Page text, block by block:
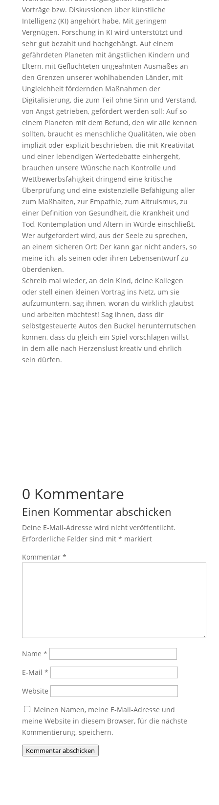
Vorträge bzw. Diskussionen über künstliche
Intelligenz (KI) angehört habe. Mit geringem
Vergnügen. Forschung in KI wird unterstützt und
sehr gut bezahlt und hochgehängt. Auf einem
gefährdeten Planeten mit ängstlichen Kindern und
Eltern, mit Geflüchteten ungeahnten Ausmaßes an
den Grenzen unserer wohlhabenden Länder, mit
Ungleichheit fördernden Maßnahmen der
Digitalisierung, die zum Teil ohne Sinn und Verstand,
von Angst getrieben, gefördert werden soll: Auf so
einem Planeten mit dem Befund, den wir alle kennen
sollten, braucht es menschliche Qualitäten, wie oben
implizit oder explizit beschrieben, die mit Kreativität
und einer lebendigen Wertedebatte einhergeht,
brauchen unsere Wünsche nach Kontrolle und
Wettbewerbsfähigkeit dringend eine kritische
Überprüfung und eine existenzielle Befähigung aller
zum Maßhalten, zur Empathie, zum Altruismus, zu
einer Definition von Gesundheit, die Krankheit und
Tod, Kontemplation und Altern in Würde einschließt.
Wer aufgefordert wird, aus der Seele zu sprechen,
an einem sicheren Ort: Der kann gar nicht anders, so
meine ich, als seinen oder ihren Lebensentwurf zu
überdenken.
Schreib mal wieder, an dein Kind, deine Kollegen
oder stell einen kleinen Vortrag ins Netz, um sie
aufzumuntern, sag ihnen, woran du wirklich glaubst
und arbeiten möchtest! Sag ihnen, dass dir
selbstgesteuerte Autos den Buckel herunterrutschen
können, dass du gleich ein Spiel vorschlagen willst,
in dem alle nach Herzenslust kreativ und ehrlich
sein dürfen.
0 Kommentare
Einen Kommentar abschicken
Deine E-Mail-Adresse wird nicht veröffentlicht.
Erforderliche Felder sind mit * markiert
Kommentar *
Name *
E-Mail *
Website
Meinen Namen, meine E-Mail-Adresse und
meine Website in diesem Browser, für die nächste
Kommentierung, speichern.
Kommentar abschicken